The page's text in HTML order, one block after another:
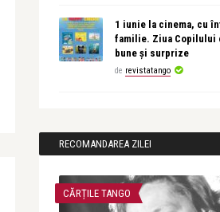
1 iunie la cinema, cu
familie. Ziua Copilului
bune și surprize
de revistatango
RECOMANDAREA ZILEI
CĂRȚILE TANGO